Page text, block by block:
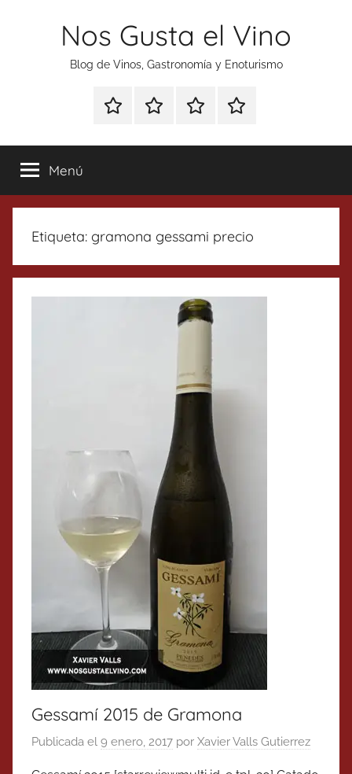
Nos Gusta el Vino
Blog de Vinos, Gastronomía y Enoturismo
Especial
Tonics
Enoturismo
Gastronomía
RankingContacto
Menú
Etiqueta: gramona gessami precio
Gessamí 2015 de Gramona
Publicada el 9 enero, 2017 por Xavier Valls Gutierrez